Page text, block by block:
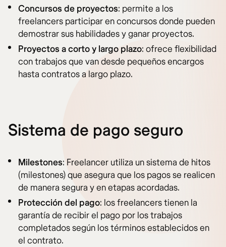
Concursos de proyectos: permite a los
freelancers participar en concursos donde pueden
demostrar sus habilidades y ganar proyectos.
Proyectos a corto y largo plazo: ofrece flexibilidad
con trabajos que van desde pequeños encargos
hasta contratos a largo plazo.
Sistema de pago seguro
Milestones: Freelancer utiliza un sistema de hitos
(milestones) que asegura que los pagos se realicen
de manera segura y en etapas acordadas.
Protección del pago: los freelancers tienen la
garantía de recibir el pago por los trabajos
completados según los términos establecidos en
el contrato.